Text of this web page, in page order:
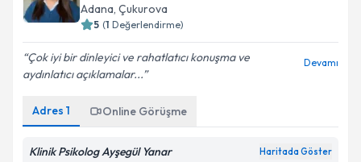
Adana, Çukurova
5 (1 Değerlendirme)
Çok iyi bir dinleyici ve rahatlatıcı konuşma ve
aydınlatıcı açıklamalar...
Devamı
Adres 1 Online Görüşme
Klinik Psikolog Ayşegül Yanar Haritada Göster